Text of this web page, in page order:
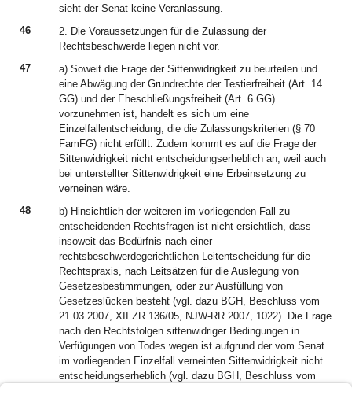
sieht der Senat keine Veranlassung.
46
2. Die Voraussetzungen für die Zulassung der
Rechtsbeschwerde liegen nicht vor.
47
a) Soweit die Frage der Sittenwidrigkeit zu beurteilen und
eine Abwägung der Grundrechte der Testierfreiheit (Art. 14
GG) und der Eheschließungsfreiheit (Art. 6 GG)
vorzunehmen ist, handelt es sich um eine
Einzelfallentscheidung, die die Zulassungskriterien (§ 70
FamFG) nicht erfüllt. Zudem kommt es auf die Frage der
Sittenwidrigkeit nicht entscheidungserheblich an, weil auch
bei unterstellter Sittenwidrigkeit eine Erbeinsetzung zu
verneinen wäre.
48
b) Hinsichtlich der weiteren im vorliegenden Fall zu
entscheidenden Rechtsfragen ist nicht ersichtlich, dass
insoweit das Bedürfnis nach einer
rechtsbeschwerdegerichtlichen Leitentscheidung für die
Rechtspraxis, nach Leitsätzen für die Auslegung von
Gesetzesbestimmungen, oder zur Ausfüllung von
Gesetzeslücken besteht (vgl. dazu BGH, Beschluss vom
21.03.2007, XII ZR 136/05, NJW-RR 2007, 1022). Die Frage
nach den Rechtsfolgen sittenwidriger Bedingungen in
Verfügungen von Todes wegen ist aufgrund der vom Senat
im vorliegenden Einzelfall verneinten Sittenwidrigkeit nicht
entscheidungserheblich (vgl. dazu BGH, Beschluss vom